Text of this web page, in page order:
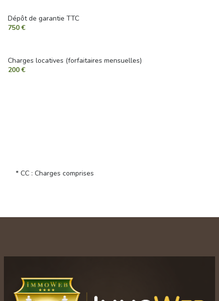
Dépôt de garantie TTC
750 €
Charges locatives (forfaitaires mensuelles)
200 €
* CC : Charges comprises